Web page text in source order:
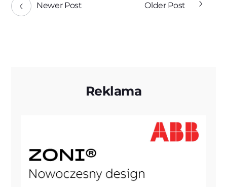
Newer Post Older Post
Reklama